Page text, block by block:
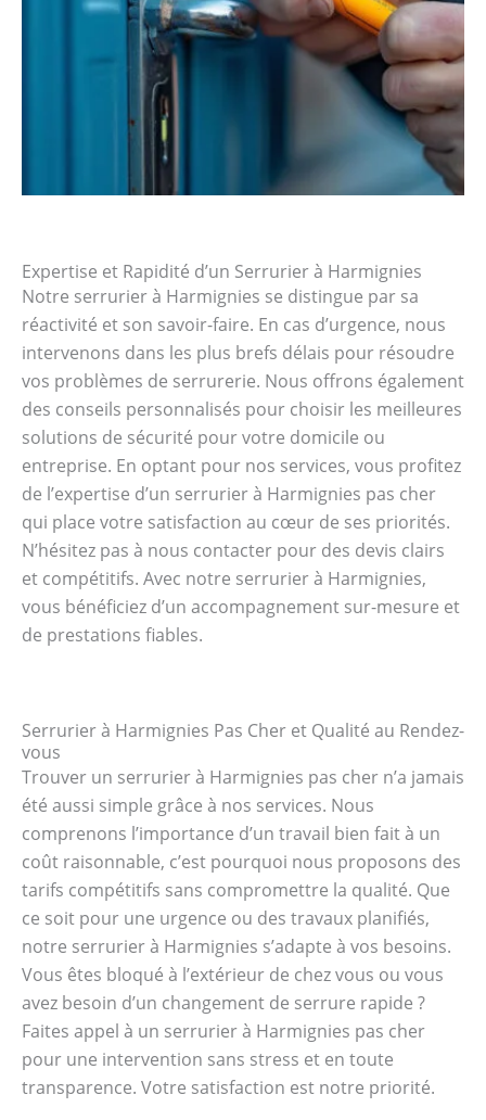
Expertise et Rapidité d’un Serrurier à Harmignies
Notre serrurier à Harmignies se distingue par sa
réactivité et son savoir-faire. En cas d’urgence, nous
intervenons dans les plus brefs délais pour résoudre
vos problèmes de serrurerie. Nous offrons également
des conseils personnalisés pour choisir les meilleures
solutions de sécurité pour votre domicile ou
entreprise. En optant pour nos services, vous profitez
de l’expertise d’un serrurier à Harmignies pas cher
qui place votre satisfaction au cœur de ses priorités.
N’hésitez pas à nous contacter pour des devis clairs
et compétitifs. Avec notre serrurier à Harmignies,
vous bénéficiez d’un accompagnement sur-mesure et
de prestations fiables.
Serrurier à Harmignies Pas Cher et Qualité au Rendez-
vous
Trouver un serrurier à Harmignies pas cher n’a jamais
été aussi simple grâce à nos services. Nous
comprenons l’importance d’un travail bien fait à un
coût raisonnable, c’est pourquoi nous proposons des
tarifs compétitifs sans compromettre la qualité. Que
ce soit pour une urgence ou des travaux planifiés,
notre serrurier à Harmignies s’adapte à vos besoins.
Vous êtes bloqué à l’extérieur de chez vous ou vous
avez besoin d’un changement de serrure rapide ?
Faites appel à un serrurier à Harmignies pas cher
pour une intervention sans stress et en toute
transparence. Votre satisfaction est notre priorité.